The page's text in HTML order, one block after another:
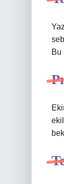
Bu